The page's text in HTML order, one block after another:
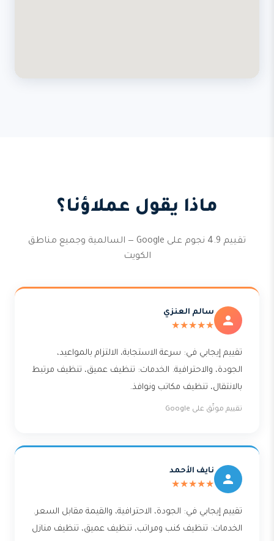
ماذا يقول عملاؤنا؟
تقييم 4.9 نجوم على Google — السالمية وجميع مناطق
الكويت
سالم العنزي
★★★★★
تقييم إيجابي في: سرعة الاستجابة، الالتزام بالمواعيد،
الجودة، والاحترافية. الخدمات: تنظيف عميق، تنظيف مرتبط
بالانتقال، تنظيف مكاتب ونوافذ.
تقييم موثّق على Google
نايف الأحمد
★★★★★
تقييم إيجابي في: الجودة، الاحترافية، والقيمة مقابل السعر.
الخدمات: تنظيف كنب ومراتب، تنظيف عميق، تنظيف منازل